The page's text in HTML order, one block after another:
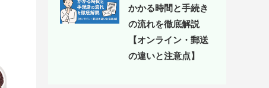
かかる時間と手続き
の流れを徹底解説
【オンライン・郵送
の違いと注意点】